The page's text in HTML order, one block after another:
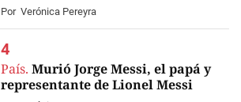
Por Verónica Pereyra
País. Murió Jorge Messi, el papá y
representante de Lionel Messi